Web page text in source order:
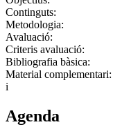
Continguts:
Metodologia:
Avaluació:
Criteris avaluació:
Bibliografia bàsica:
Material complementari:
i
Agenda